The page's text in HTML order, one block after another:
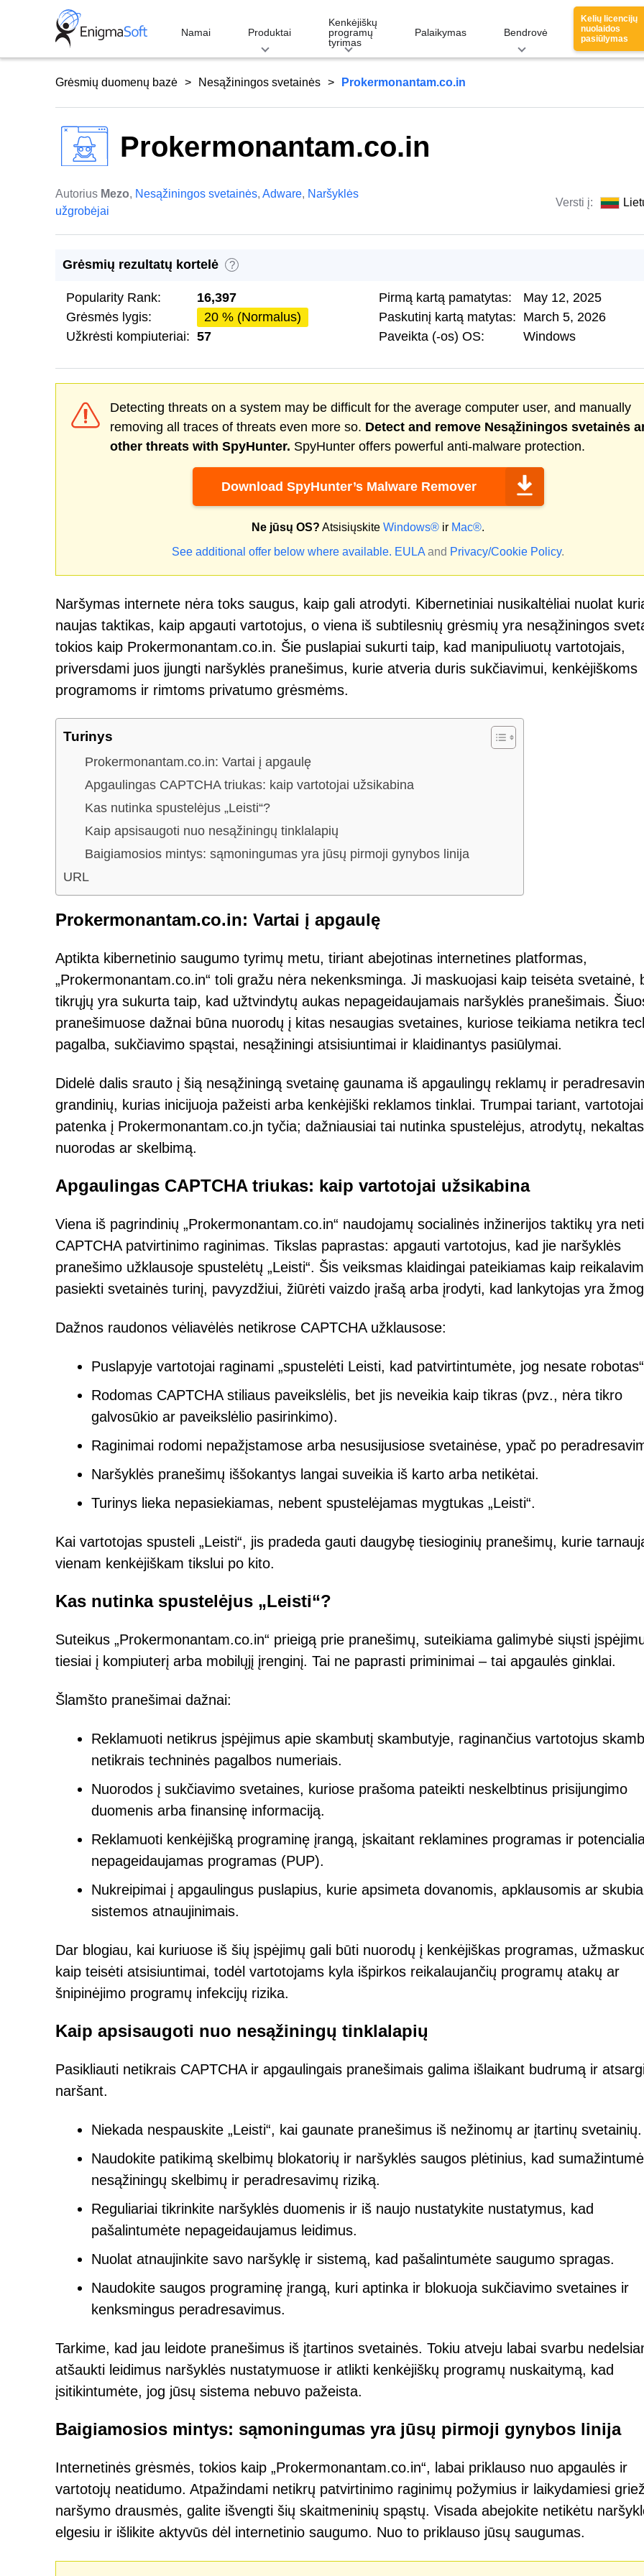
Namai Produktai
Kenkėjiškų
programų
tyrimas
Palaikymas Bendrovė
Kelių licencijų
nuolaidos
pasiūlymas
Grėsmių duomenų bazė Nesąžiningos svetainės Prokermonantam.co.in
Prokermonantam.co.in
Autorius Mezo, Nesąžiningos svetainės, Adware, Naršyklės
užgrobėjai
Versti į:
Grėsmių rezultatų kortelė ?
Popularity Rank:
16,397
Grėsmės lygis:
20 % (Normalus)
Užkrėsti kompiuteriai: 57
Pirmą kartą pamatytas:
May 12, 2025
Paskutinį kartą matytas: March 5, 2026
Paveikta (-os) OS:
Windows
Detecting threats on a system may be difficult for the average computer user, and manually
removing all traces of threats even more so. Detect and remove Nesąžiningos svetainės
other threats with SpyHunter. SpyHunter offers powerful anti-malware protection.
Download SpyHunter’s Malware Remover
Ne jūsų OS? Atsisiųskite Windows® ir Mac®.
See additional offer below where available. EULA and Privacy/Cookie Policy.
Naršymas internete nėra toks saugus, kaip gali atrodyti. Kibernetiniai nusikaltėliai nuolat
naujas taktikas, kaip apgauti vartotojus, o viena iš subtilesnių grėsmių yra nesąžiningos
tokios kaip Prokermonantam.co.in. Šie puslapiai sukurti taip, kad manipuliuotų vartotojais,
priversdami juos įjungti naršyklės pranešimus, kurie atveria duris sukčiavimui, kenkėjiškoms
programoms ir rimtoms privatumo grėsmėms.
Turinys
Prokermonantam.co.in: Vartai į apgaulę
Apgaulingas CAPTCHA triukas: kaip vartotojai užsikabina
Kas nutinka spustelėjus „Leisti“?
Kaip apsisaugoti nuo nesąžiningų tinklalapių
Baigiamosios mintys: sąmoningumas yra jūsų pirmoji gynybos linija
URL
Prokermonantam.co.in: Vartai į apgaulę
Aptikta kibernetinio saugumo tyrimų metu, tiriant abejotinas internetines platformas,
„Prokermonantam.co.in“ toli gražu nėra nekenksminga. Ji maskuojasi kaip teisėta svetainė,
tikrųjų yra sukurta taip, kad užtvindytų aukas nepageidaujamais naršyklės pranešimais.
pranešimuose dažnai būna nuorodų į kitas nesaugias svetaines, kuriose teikiama netikra
pagalba, sukčiavimo spąstai, nesąžiningi atsisiuntimai ir klaidinantys pasiūlymai.
Didelė dalis srauto į šią nesąžiningą svetainę gaunama iš apgaulingų reklamų ir
grandinių, kurias inicijuoja pažeisti arba kenkėjiški reklamos tinklai. Trumpai tariant,
patenka į Prokermonantam.co.jn tyčia; dažniausiai tai nutinka spustelėjus, atrodytų, nekaltas
nuorodas ar skelbimą.
Apgaulingas CAPTCHA triukas: kaip vartotojai užsikabina
Viena iš pagrindinių „Prokermonantam.co.in“ naudojamų socialinės inžinerijos taktikų yra
CAPTCHA patvirtinimo raginimas. Tikslas paprastas: apgauti vartotojus, kad jie naršyklės
pranešimo užklausoje spustelėtų „Leisti“. Šis veiksmas klaidingai pateikiamas kaip
pasiekti svetainės turinį, pavyzdžiui, žiūrėti vaizdo įrašą arba įrodyti, kad lankytojas yra
Dažnos raudonos vėliavėlės netikrose CAPTCHA užklausose:
Puslapyje vartotojai raginami „spustelėti Leisti, kad patvirtintumėte, jog nesate
Rodomas CAPTCHA stiliaus paveikslėlis, bet jis neveikia kaip tikras (pvz., nėra tikro
galvosūkio ar paveikslėlio pasirinkimo).
Raginimai rodomi nepažįstamose arba nesusijusiose svetainėse, ypač po
Naršyklės pranešimų iššokantys langai suveikia iš karto arba netikėtai.
Turinys lieka nepasiekiamas, nebent spustelėjamas mygtukas „Leisti“.
Kai vartotojas spusteli „Leisti“, jis pradeda gauti daugybę tiesioginių pranešimų, kurie
vienam kenkėjiškam tikslui po kito.
Kas nutinka spustelėjus „Leisti“?
Suteikus „Prokermonantam.co.in“ prieigą prie pranešimų, suteikiama galimybė siųsti
tiesiai į kompiuterį arba mobilųjį įrenginį. Tai ne paprasti priminimai – tai apgaulės ginklai.
Šlamšto pranešimai dažnai:
Reklamuoti netikrus įspėjimus apie skambutį skambutyje, raginančius vartotojus
netikrais techninės pagalbos numeriais.
Nuorodos į sukčiavimo svetaines, kuriose prašoma pateikti neskelbtinus prisijungimo
duomenis arba finansinę informaciją.
Reklamuoti kenkėjišką programinę įrangą, įskaitant reklamines programas ir
nepageidaujamas programas (PUP).
Nukreipimai į apgaulingus puslapius, kurie apsimeta dovanomis, apklausomis ar
sistemos atnaujinimais.
Dar blogiau, kai kuriuose iš šių įspėjimų gali būti nuorodų į kenkėjiškas programas,
kaip teisėti atsisiuntimai, todėl vartotojams kyla išpirkos reikalaujančių programų atakų ar
šnipinėjimo programų infekcijų rizika.
Kaip apsisaugoti nuo nesąžiningų tinklalapių
Pasikliauti netikrais CAPTCHA ir apgaulingais pranešimais galima išlaikant budrumą ir
naršant.
Niekada nespauskite „Leisti“, kai gaunate pranešimus iš nežinomų ar įtartinų svetainių.
Naudokite patikimą skelbimų blokatorių ir naršyklės saugos plėtinius, kad
nesąžiningų skelbimų ir peradresavimų riziką.
Reguliariai tikrinkite naršyklės duomenis ir iš naujo nustatykite nustatymus, kad
pašalintumėte nepageidaujamus leidimus.
Nuolat atnaujinkite savo naršyklę ir sistemą, kad pašalintumėte saugumo spragas.
Naudokite saugos programinę įrangą, kuri aptinka ir blokuoja sukčiavimo svetaines ir
kenksmingus peradresavimus.
Tarkime, kad jau leidote pranešimus iš įtartinos svetainės. Tokiu atveju labai svarbu
atšaukti leidimus naršyklės nustatymuose ir atlikti kenkėjiškų programų nuskaitymą, kad
įsitikintumėte, jog jūsų sistema nebuvo pažeista.
Baigiamosios mintys: sąmoningumas yra jūsų pirmoji gynybos linija
Internetinės grėsmės, tokios kaip „Prokermonantam.co.in“, labai priklauso nuo apgaulės ir
vartotojų neatidumo. Atpažindami netikrų patvirtinimo raginimų požymius ir laikydamiesi
naršymo drausmės, galite išvengti šių skaitmeninių spąstų. Visada abejokite netikėtu
elgesiu ir išlikite aktyvūs dėl internetinio saugumo. Nuo to priklauso jūsų saugumas.